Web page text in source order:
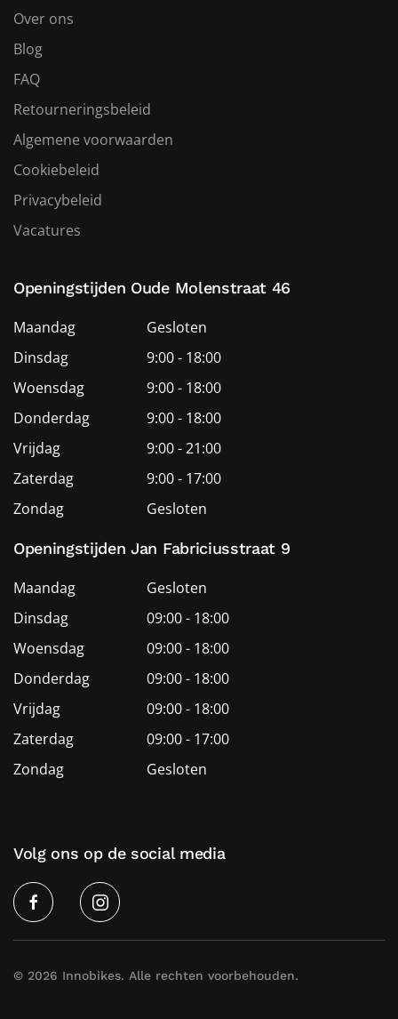
Over ons
Blog
FAQ
Retourneringsbeleid
Algemene voorwaarden
Cookiebeleid
Privacybeleid
Vacatures
Openingstijden Oude Molenstraat 46
Maandag
Gesloten
Dinsdag
9:00 - 18:00
Woensdag
9:00 - 18:00
Donderdag
9:00 - 18:00
Vrijdag
9:00 - 21:00
Zaterdag
9:00 - 17:00
Zondag
Gesloten
Openingstijden Jan Fabriciusstraat 9
Maandag
Gesloten
Dinsdag
09:00 - 18:00
Woensdag
09:00 - 18:00
Donderdag
09:00 - 18:00
Vrijdag
09:00 - 18:00
Zaterdag
09:00 - 17:00
Zondag
Gesloten
Volg ons op de social media
© 2026 Innobikes. Alle rechten voorbehouden.